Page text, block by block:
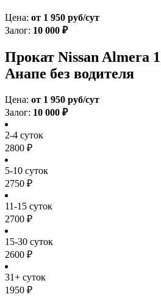
Цена: от 1 950 руб/сут
Залог: 10 000 ₽
Прокат Nissan Almera
Анапе без водителя
Цена: от 1 950 руб/сут
Залог: 10 000 ₽
2-4 суток
2800 ₽
5-10 суток
2750 ₽
11-15 суток
2700 ₽
15-30 суток
2600 ₽
31+ суток
1950 ₽